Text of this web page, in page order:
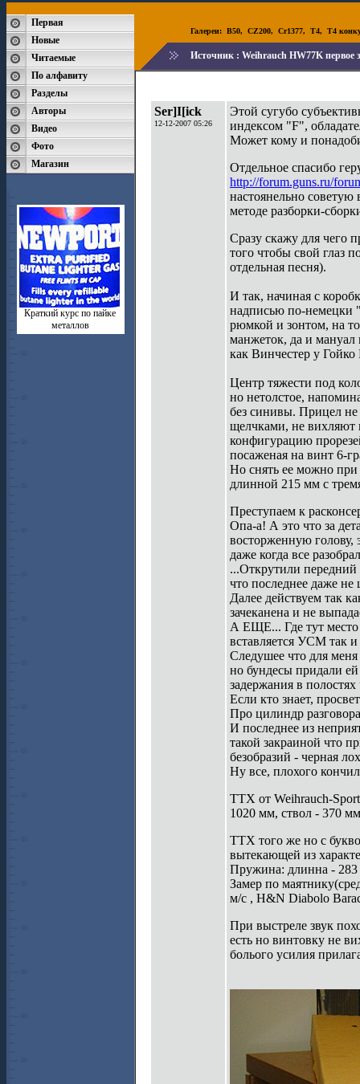
Первая
Новые
Читаемые
По алфавиту
Разделы
Авторы
Видео
Фото
Магазин
Краткий курс по пайке
металлов
Галереи: B50, CZ200, Cr1377, T4, T4
Источник : Weihrauch HW77K первое
Ser]I[ick
12-12-2007 05:26
Этой сугубо
индексом "F",
Может кому и
Отдельное спасибо
http://forum.guns.ru/
настоянельно
методе разборки-
Сразу скажу для чего
того чтобы свой глаз
отдельная песня).
И так, начиная с
надписью по-немецки
рюмкой и зонтом, на
манжеток, да и
как Винчестер у
Центр тяжести под
но нетолстое,
без синивы. Прицел не
щелчками, не вихляют
конфигурацию
посаженая на винт 6-
Но снять ее можно при
длинной 215 мм с
Преступаем к
Опа-а! А это что за
восторженную голову,
даже когда все
...Открутили передний
что последнее даже
Далее действуем так
зачеканена и не
А ЕЩЕ... Где тут место
вставляется УСМ так
Следушее что для
но бундесы придали
задержания в полостях
Если кто знает,
Про цилиндр
И последнее из
такой закраиной что
безобразий - черная
Ну все, плохого
ТТХ от Weihrauch-
1020 мм, ствол - 370
ТТХ того же но с
вытекающей из
Пружина: длинна - 283
Замер по
м/с , H&N Diabolo
При выстреле звук
есть но винтовку не
болього усилия